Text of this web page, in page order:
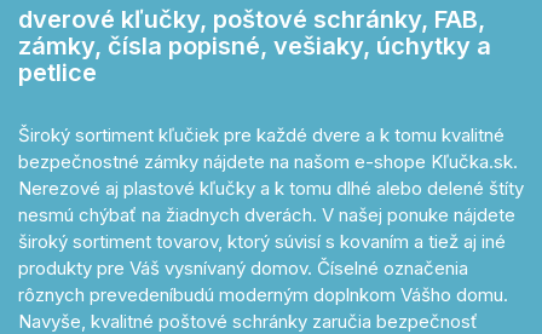
dverové kľučky, poštové schránky, FAB,
zámky, čísla popisné, vešiaky, úchytky a
petlice
Široký sortiment kľučiek pre každé dvere a k tomu kvalitné
bezpečnostné zámky nájdete na našom e-shope Kľučka.sk.
Nerezové aj plastové kľučky a k tomu dlhé alebo delené štíty
nesmú chýbať na žiadnych dverách. V našej ponuke nájdete
široký sortiment tovarov, ktorý súvisí s kovaním a tiež aj iné
produkty pre Váš vysnívaný domov. Číselné označenia
rôznych prevedeníbudú moderným doplnkom Vášho domu.
Navyše, kvalitné poštové schránky zaručia bezpečnosť